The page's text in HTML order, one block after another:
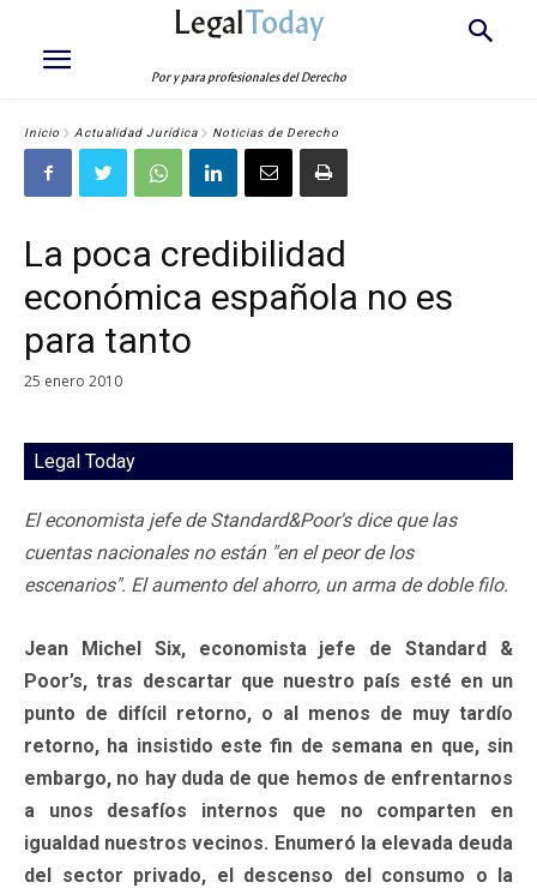
LegalToday
Por y para profesionales del Derecho
Inicio Actualidad Jurídica Noticias de Derecho
La poca credibilidad
económica española no es
para tanto
25 enero 2010
Legal Today
El economista jefe de Standard&Poor's dice que las
cuentas nacionales no están "en el peor de los
escenarios". El aumento del ahorro, un arma de doble filo.
Jean Michel Six, economista jefe de Standard &
Poor’s, tras descartar que nuestro país esté en un
punto de difícil retorno, o al menos de muy tardío
retorno, ha insistido este fin de semana en que, sin
embargo, no hay duda de que hemos de enfrentarnos
a unos desafíos internos que no comparten en
igualdad nuestros vecinos. Enumeró la elevada deuda
del sector privado, el descenso del consumo o la